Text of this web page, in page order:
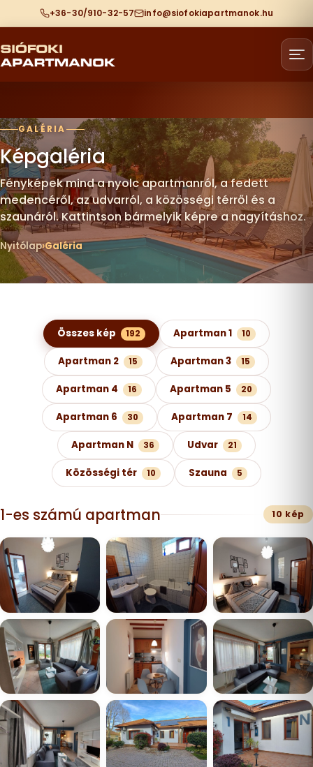
+36-30/910-32-57 info@siofokiapartmanok.hu
GALÉRIA
Képgaléria
Fényképek mind a nyolc apartmanról, a fedett
medencéről, az udvarról, a közösségi térről és a
szaunáról. Kattintson bármelyik képre a nagyításhoz.
Nyitólap Galéria
Képgaléria kategóriák szerint
Összes kép 192 Apartman 1 10
Apartman 2 15 Apartman 3 15
Apartman 4 16 Apartman 5 20
Apartman 6 30 Apartman 7 14
Apartman N 36 Udvar 21
Közösségi tér 10 Szauna 5
1-es számú apartman 10 kép